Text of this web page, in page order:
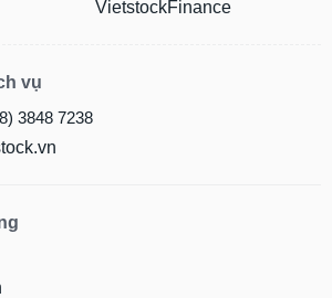
VietstockFinance
vụ
3848 7238